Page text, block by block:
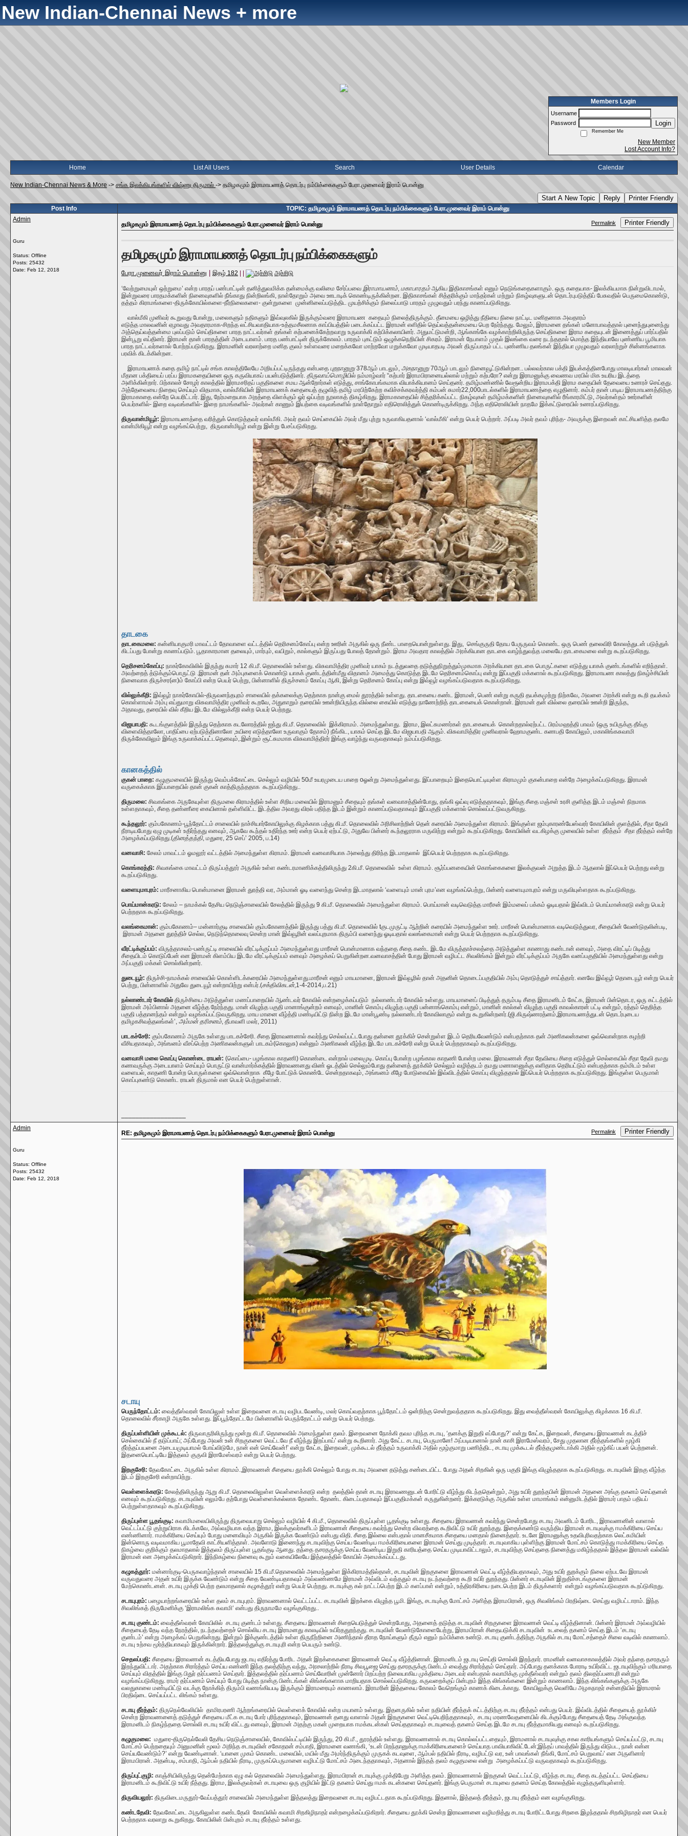
New Indian-Chennai News + more
Members Login
Username
Password
Login
Remember Me
New Member
Lost Account Info?
Home List All Users Search User Details Calendar
New Indian-Chennai News & More -> சங்க இலக்கியங்களில் விஷ்ணு திருமால் -> தமிழகமும் இராமாயணத் தொடர்பு நம்பிக்கைகளும் பேரா.முனைவர் இராம் பொன்னு
Start A New Topic Reply Printer Friendly
Post Info
TOPIC: தமிழகமும் இராமாயணத் தொடர்பு நம்பிக்கைகளும் பேரா.முனைவர் இராம் பொன்னு
Admin
Guru
Status: Offline
Posts: 25432
Date: Feb 12, 2018
தமிழகமும் இராமாயணத் தொடர்பு நம்பிக்கைகளும் பேரா.முனைவர் இராம் பொன்னு Permalink Printer Friendly
தமிழகமும் இராமாயணத் தொடர்பு நம்பிக்கைகளும்
பேரா.முனைவர் இராம் பொன்னு இதழ் 182 அச்சிடு
‘வேற்றுமையுள் ஒற்றுமை’ என்ற பாரதப் பண்பாட்டின் தனித்துவமிக்க தன்மைக்கு வலிமை சேர்ப்பவை இராமாயணம், மகாபாரதம்ஆகிய இதிகாசங்கள் எனும் நெடுங்கதைகளாகும். ஒரு கதையாக- இலக்கியமாக நின்றுவிடாமல்,
இன்றுவரை பாரதமக்களின் நினைவுகளில் நீங்காது நின்றிலங்கி, நாள்தோறும் அவை ஊடாடிக் கொண்டிருக்கின்றன. இதிகாசங்கள் சித்தரிக்கும் மாந்தர்கள் மற்றும் நிகழ்வுகளுடன் தொடர்புபடுத்திப் பேசுவதில் பெருமைகொண்டு,
தத்தம் கிராமங்களை-திருக்கோயில்களை-நீர்நிலைகளை- குன்றுகளை முன்னிலைப்படுத்திட முயற்சிக்கும் நிலைப்பாடு பாரதம் முழுவதும் பரந்து காணப்படுகிறது.
வால்மீகி முனிவர் கூறுவது போன்று, மலைகளும் நதிகளும் இவ்வுலகில் இருக்கும்வரை இராமாயண கதையும் நிலைத்திருக்கும். தீமையை ஒழித்து நீதியை நிலை நாட்டிட மனிதனாக அவதாரம்
எடுத்த மாலவனின் ஏழாவது அவதாரமாக-சிறந்த லட்சியவாதியாக-உத்தமசீலனாக காப்பியத்தில் படைக்கப்பட்ட இராமன் எளிதில் தெய்வத்தன்மையை பெற நேர்ந்தது. மேலும், இராமனை தங்கள் மனோபாவத்தால் புனைந்துபுனைந்து
அத்தெய்வத்தன்மை புலப்படும் செய்திகளை பாரத நாட்டவர்கள் தங்கள் கற்பனைக்கேற்றவாறு உருவாக்கி கற்பிக்கலாயினர். அதுமட்டுமன்றி, ஆங்காங்கே வழக்காற்றிலிருந்த செய்திகளை இராம கதையுடன் இணைத்துப் பார்ப்பதில்
இன்பூறு எய்தினர். இராமன் தான் பாரதத்தின் அடையாளம். பாரத பண்பாட்டின் திருக்கோலம். பாரதம் புகட்டும் ஒழுக்கநெறியின் சிகரம். இராமன் நேபாளம் முதல் இலங்கை வரை நடந்ததால் மொத்த இந்தியாவே புண்ணிய பூமியாக
பாரத நாட்டவர்களால் போற்றப்படுகிறது. இராமனின் வரலாற்றை மனித குலம் உள்ளவரை மறைக்கவோ மாற்றவோ மறுக்கவோ முடியாதபடி அவன் திருப்பாதம் பட்ட புண்ணிய தலங்கள் இந்தியா முழுவதும் வரலாற்றுச் சின்னங்களாக
பரவிக் கிடக்கின்றன.
இராமாயணக் கதை தமிழ் நாட்டில் சங்க காலத்திலேயே அறியப்பட்டிருந்தது என்பதை புறநானுறு 378ஆம் பாடலும், அகநானுறு 70ஆம் பாடலும் நினைவூட்டுகின்றன.. பல்லவர்கால பக்தி இயக்கத்தினபோது மாலடியார்கள் மாலவன்
மீதான பக்தியைப் பரப்ப இராமகதையினை ஒரு கருவியாகப் பயன்படுத்தினர். திருவாய்மொழியில் நம்மாழ்வார் “கற்பார் இராமபிரானையல்லால் மற்றும் கற்பரோ? என்று இராமனுக்கு வைணவ மரபில் மிக உயரிய இடத்தை
அளிக்கின்றார். பிற்காலச் சோழர் காலத்தில் இராமசரிதப் பகுதிகளை சமய ஆன்றோர்கள் எடுத்து, சாங்கோபங்கமாக வியாக்கியானம் செய்தனர். தமிழ்மண்ணில் வேரூன்றிய இராமபக்தி இராம கதையின் தேவையை உணரச் செய்தது.
அத்தேவையை நிறைவு செய்யும் விதமாக, வால்மீகியின் இராமாயணக் கதையைத் தழுவித் தமிழ் மரபிற்கேற்ற கவிச்சக்கரவர்த்தி கம்பன் சுமார்22,000பாடல்களில் இராமாயணத்தை எழுதினார். கம்பர் தான் பாடிய இராமாயணத்திற்கு
இராமகாதை என்றே பெயரிட்டார். இது, நேர்மறையாக அறத்தை விளக்கும் ஓர் ஒப்பற்ற நூலாகத் திகழ்கிறது. இராமகாதையில் சித்தரிக்கப்பட்ட நிகழ்வுகள் தமிழ்மக்களின் நினைவுகளில் ரீங்காரமிட்டு, அவர்கள்தம் ஊர்களின்
பெயர்களில்- இறை வடிவங்களில்- இறை நாமங்களில்- அவர்கள் காணும் இயற்கை வடிவங்களில் நாள்தோறும் எதிரொலித்துக் கொண்டிருக்கிறது. அந்த எதிரொலியின் நாதமே இக்கட்டுரையில் உணரப்படுகிறது.
திருவான்மியூர்: இராமாயணத்தை வரித்துக் கொடுத்தவர் வால்மீகி. அவர் தவம் செய்கையில் அவர் மீது புற்று உருவாகியதனால் ‘வால்மீகி’ என்று பெயர் பெற்றார். அப்படி அவர் தவம் புரிந்த- அவருக்கு இறைவன் காட்சியளித்த தலமே
வான்மிகியூர் என்று வழங்கப்பெற்று, திருவான்மியூர் என்று இன்று பேசப்படுகிறது.
தாடகை
தாடகைமலை: கன்னியாகுமரி மாவட்டம் தோவாளை வட்டத்தில் தெரிசனம்கோப்பு என்ற ஊரின் அருகில் ஒரு நீண்ட பாறையொன்றுள்ளது. இது, செங்குருதி தோய பேருருவம் கொண்ட ஒரு பெண் தலைவிரி கோலத்துடன் படுத்துக்
கிடப்பது போன்று காணப்படும். பூதாகாரமான தலையும், மார்பும், வயிறும், கால்களும் இருப்பது போலத் தோன்றும். இராம அவதார காலத்தில் அரக்கியான தாடகை வாழ்ந்துவந்த மலையே தாடகைமலை என்று கூறப்படுகிறது.
தெரிசனம்கோப்பு: நாகர்கோவிலில் இருந்து சுமார் 12 கி.மீ. தொலைவில் உள்ளது. விசுவாமித்திர முனிவர் யாகம் நடத்துவதை தடுத்துநிறுத்தும்முகமாக அரக்கியான தாடகை பொருட்களை எடுத்து யாகக் குண்டங்களில் எறிந்தாள்.
அவற்றைத் த்டுக்கும்பொருட்டு .இராமன் தன் அம்புகளைக் கொண்டு யாகக் குண்டத்தின்மீது விதானம் அமைத்து கொடுத்த இடமே தெரிசனம்கொப்பு என்று இப்பகுதி மக்களால் கூறப்படுகிறது. இராமாயண காலத்து நிகழ்ச்சியின்
நினைவாக திருச்சர(ன)ம் கோப்பி என்ற பெயர் பெற்று, பின்னாளில் திருச்சனம் கோப்பு ஆகி, இன்று தெரிசனம் கோப்பு என்று இவ்வூர் வழங்கப்படுவதாக கூறப்படுகிறது.
வில்லுக்கீறி: இவ்வூர் நாகர்கோயில்-திருவனந்தபுரம் சாலையில் தக்கலைக்கு தெற்காக நான்கு மைல் தூரத்தில் உள்ளது. தாடகையை கண்ட இராமன், பெண் என்று கருதி தயக்கமுற்று நிற்கவே, அவளை அரக்கி என்று கூறி தயக்கம்
கொள்ளாமல் அம்பு எய்துமாறு விசுவாமித்திர முனிவர் கூறவே, அதுகாறும் தரையில் ஊன்றியிருந்த வில்லை கையில் எடுத்து நாணேற்றித் தாடகையைக் கொன்றான். இராமன் தன் வில்லை தரையில் ஊன்றி இருந்த,
அதாவது, தரையில் வில் கீறிய இடமே வில்லுக்கீறி என்ற பெயர் பெற்றது.
விஜயாபதி: கூடங்குளத்தில் இருந்து தெற்காக கடலோரத்தில் ஐந்து கி.மீ. தொலைவில் இக்கிராமம். அமைந்துள்ளது. இராம, இலட்சுமணர்கள் தாடகையைக் கொன்றதால்ஏற்பட்ட பிரம்மஹத்தி பாவம் (ஒரு உயிருக்கு தீங்கு
விளைவித்தாலோ, பாதிப்பை ஏற்படுத்தினாலோ ,உயிரை எடுத்தாலோ உருவாகும் தோசம்) நீங்கிட, யாகம் செய்த இடமே விஜயாபதி ஆகும். விசுவாமித்திர முனிவரால் ஹோமகுண்ட கணபதி கோயிலும், மகாலிங்கசுவாமி
திருக்கோவிலும் இங்கு உருவாக்கப்பட்டதெனவும்,.இன்றும் சூட்சுமமாக விசுவாமித்திரர் இங்கு வாழ்ந்து வருவதாகவும் நம்பப்படுகிறது.
கானகத்தில்
குகன் பாறை: கழுகுமலையில் இருந்து வெம்பக்கோட்டை செல்லும் வழியில் 50மீ உயரமுடைய பாறை oஓன்று அமைந்துள்ளது. இப்பாறையும் இதையொட்டியுள்ள கிராமமும் குகன்பாறை என்றே அழைக்கப்படுகிறது. இராமன்
வருகைக்காக இப்பாறையில் தான் குகன் காத்திருந்ததாக கூறப்படுகிறது..
திருமலை: சிவகங்கை அருகேயுள்ள திருமலை கிராமத்தில் உள்ள சிறிய மலையில் இராமனும் சீதையும் தங்கள் வனவாசத்தின்போது, தங்கி ஒய்வு எடுத்ததாகவும், இங்கு சீதை மஞ்சள் உரசி குளித்த இடம் மஞ்சள் நிறமாக
உள்ளதாகவும், சீதை தண்ணீரை கையினால் தள்ளிவிட்ட இடத்தில அவரது விரல் பதிந்த இடம் இன்றும் காணப்படுவதாகவும் இப்பகுதி மக்களால் சொல்லப்பட்டுவருகிறது.
கூந்தலூர்: கும்பகோணம்-பூந்தோட்டம் சாலையில் நாச்சியார்கோயிலுக்கு கிழக்காக பத்து கி.மீ. தொலைவில் அரிசிலாற்றின் தென் கரையில் அமைந்துள்ள கிராமம். இங்குள்ள ஜம்புகாரண்யேஸ்வரர் கோயிலின் குளத்தில், சீதா தேவி
நீராடியபோது ஏழு முடிகள் உதிர்ந்தது எனவும், ஆகவே கூந்தல் உதிர்ந்த ஊர் என்ற பெயர் ஏற்பட்டு, அதுவே பின்னர் கூந்தலூராக மருவிற்று என்றும் கூறப்படுகிறது. கோயிலின் வடகிழக்கு முலையில் உள்ள தீர்த்தம் சீதா தீர்த்தம் என்றே
அழைக்கப்படுகிறது.(தினத்தந்தி, மதுரை, 25 செப்’ 2005, ப.14)
வனவாசி: சேலம் மாவட்டம் ஓமலூர் வட்டத்தில் அமைந்துள்ள கிராமம். இராமன் வனவாசியாக அலைந்து திரிந்த இடமாதலால் இப்பெயர் பெற்றதாக கூறப்படுகிறது.
கொங்கரத்தி: சிவகங்கை மாவட்டம் திருப்பத்தூர் அருகில் உள்ள கண்டரமாணிக்கத்திலிருந்து 2கி.மீ. தொலைவில் உள்ள கிராமம். சூர்ப்பனகையின் கொங்கைகளை இலக்குவன் அறுத்த இடம் ஆதலால் இப்பெயர் பெற்றது என்று
கூறப்படுகிறது.
வளையுமாபுரம்: மாரீசனாகிய பொன்மானை இராமன் துரத்தி வர, அம்மான் ஓடி வளைந்து சென்ற இடமாதலால் ‘வளையும் மான் புரம’என வழங்கப்பெற்று, பின்னர் வளையுமாபுரம் என்று மருவியுள்ளதாக கூறப்படுகிறது.
பொய்மான்கரடு: சேலம் – நாமக்கல் தேசிய நெடுஞ்சாலையில் சேலத்தில் இருந்து 9 கி.மீ. தொலைவில் அமைந்துள்ள கிராமம். பொய்மான் வடிவெடுத்த மாரீசன் இம்மலைப் பக்கம் ஓடியதால் இவ்விடம் பொய்மான்கரடு என்று பெயர்
பெற்றதாக கூறப்படுகிறது.
வலங்கைமான்: கும்பகோணம்– மன்னார்குடி சாலையில் கும்பகோணத்தில் இருந்து பத்து கி.மீ. தொலைவில் tகுடமுருட்டி ஆற்றின் கரையில் அமைந்துள்ள ஊர். மாரீசன் பொன்மானாக வடிவெடுத்துவர, சீதையின் வேண்டுதலின்படி,
இராமன் அதனை துரத்திச் செல்ல, நெடுந்தொலைவு சென்ற மான் இவ்வூரின் வலப்புறமாக திரும்பி வளைந்து ஓடியதால் வலங்கைமான் என்று பெயர் பெற்றதாக கூறப்படுகிறது.
வீரட்டிக்குப்பம்: விருத்தாசலம்-பண்ருட்டி சாலையில் வீரட்டிக்குப்பம் அமைந்துள்ளது மாரீசன் பொன்மானாக வந்ததை சீதை கண்ட இடமே விருத்தாச்சலத்தை அடுத்துள்ள காணாது கண்டான் எனவும், அதை விரட்டிப் பிடித்து
சீதையிடம் கொடுப்பேன் என இராமன் கிளம்பிய இடமே வீரட்டிக்குப்பம் எனவும் அழைக்கப் பெறுகின்றன.வனவாசத்தின் போது இராமன் வழிபட்ட சிவலிங்கம் இன்றும் வீரட்டிக்குப்பம் அருகே வனப்பகுதியில் அமைந்துள்ளது என்று
அப்பகுதி மக்கள் சொல்கின்றனர்.
துடையூர்: திருச்சி-நாமக்கல் சாலையில் கொள்ளிடக்கரையில் அமைந்துள்ளது.மாரீசன் எனும் மாயமானை, இராமன் இவ்வூரில் தான் அதனின் தொடைப்பகுதியில் அம்பு தொடுத்துச் சாய்த்தார். எனவே இவ்வூர் தொடையூர் என்று பெயர்
பெற்று, பின்னாளில் அதுவே துடையூர் என்றாயிற்று என்பர்.(சக்திவிகடன்,1-4-2014,ப.21)
நல்லாண்டார் கோவில் திருச்சியை அடுத்துள்ள மணப்பாறையில் ஆண்டவர் கோவில் என்றழைக்கப்படும் நல்லாண்டார் கோவில் உள்ளது. மாயமானைப் பிடித்துத் தரும்படி சீதை இராமனிடம் கேட்க, இராமன் பின்தொடர, ஒரு கட்டத்தில்
இராமன் அம்பினால் அதனை வீழ்த்த நேர்ந்தது. மான் விழுந்த பகுதி மானாங்குன்றம் எனவும், மானின் கொம்பு விழுந்த பகுதி பன்னாங்கொம்பு என்றும், மானின் கால்கள் விழுந்த பகுதி காவல்காரன் பட்டி என்றும், ரத்தம் தெறித்த
பகுதி பத்தானந்தம் என்றும் வழங்கப்பட்டுவருகிறது. மாய மானை வீழ்த்தி மண்டியிட்டு நின்ற இடமே மான்பூண்டி நல்லாண்டார் கோவிலாகும் என்று கூறுகின்றனர்.(ஜி.கிருஷ்ணரத்னம்,இராமாயணத்துடன் தொடர்புடைய
தமிழகசிவத்தலங்கள்’, அம்மன் தரிசனம், தீபாவளி மலர், 2011)
பாடகச்சேரி: கும்பகோணம் அருகே உள்ளது பாடகச்சேரி. சீதை இராவணனால் கவர்ந்து செல்லப்பட்டபோது தன்னை தூக்கிச் சென்றுள்ள இடம் தெரியவேண்டும் என்பதற்காக தன் அணிகலன்களை ஒவ்வொன்றாக கழற்றி
வீசியதாகவும், அங்ஙனம் வீசப்பெற்ற அணிகலன்களுள் பாடகம்(கொலுசு) என்னும் அணிகலன் வீழ்ந்த இடமே பாடகச்சேரி என்று பெயர் பெற்றதாகவும் கூறப்படுகிறது.
வனவாசி மலை கொப்பு கொண்டை ராயன்: (கொப்பை- பழங்கால காதணி) கொண்டை என்றால் மலைமுடி. கொப்பு போன்ற பழங்கால காதணி போன்ற மலை. இராவணன் சீதா தேவியை சிறை எடுத்துச் செல்கையில் சீதா தேவி தமது
கணவருக்கு அடையாளம் செய்யும் பொருட்டு வான்மார்க்கத்தில் இராவணனது விண் ஓடத்தில் செல்லும்போது தன்னைத் தூக்கிச் செல்லும் வழித்தடம் தமது மணாளனுக்கு எளிதாக தெரியட்டும் என்பதற்காக தம்மிடம் உள்ள
வளையல், காதணி போன்ற பொருள்களை ஒவ்வொன்றாக கீழே போட்டுக் கொண்டே சென்றதாகவும், அங்ஙனம் கீழே போடுகையில் இவ்விடத்தில் கொப்பு விழுந்ததால் இப்பெயர் பெற்றதாக கூறப்படுகிறது. இங்குள்ள பெருமாள்
கொப்புகண்டு கொண்ட ராயன் திருமால் என பெயர் பெற்றுள்ளான்.
Admin
Guru
Status: Offline
Posts: 25432
Date: Feb 12, 2018
RE: தமிழகமும் இராமாயணத் தொடர்பு நம்பிக்கைகளும் பேரா.முனைவர் இராம் பொன்னு Permalink Printer Friendly
சடாயு
பெருந்தோட்டம்: வைத்தீஸ்வரன் கோயிலுள் உள்ள இறைவனை சடாயு வழிபடவேண்டி, மலர் கொய்வதற்காக பூந்தோட்டம் ஒன்றிற்கு சென்றுவந்ததாக கூறப்படுகிறது. இது வைத்தீஸ்வரன் கோயிலுக்கு கிழக்காக 16 கி.மீ.
தொலைவில் சீர்காழி அருகே உள்ளது. இப்பூந்தோட்டமே பின்னாளில் பெருந்தோட்டம் என்று பெயர் பெற்றது.
திருப்பள்ளியின் முக்கூடல்: திருவாருரிலிருந்து மூன்று கி.மீ. தொலைவில் அமைந்துள்ள தலம். இறைவனை நோக்கி தவம புரிந்த சடாயு, ‘தனக்கு இறுதி எப்போது?’ என்று கேட்க, இறைவன், சீதையை இராவணன் கடத்திச்
செல்கையில் நீ தடுப்பாய்; அப்போது அவன் உன் சிறகுகளை வெட்டவே நீ வீழ்ந்து இறப்பாய்’ என்று கூறினார். அது கேட்ட சடாயு, பெருமானே! அப்படியானால் நான் காசி இராமேஸ்வரம், சேது முதலான தீர்த்தங்களில் மூழ்கி
தீர்த்தப்பயனை அடையமுடியாமல் போய்விடுமே, நான் என் செய்வேன்!’ என்று கேட்க, இறைவன், முக்கூடல் தீர்த்தம் உருவாக்கி அதில் மூழ்குமாறு பணித்திட, சடாயு முக்கூடல் தீர்த்தமுண்டாக்கி அதில் மூழ்கிப் பயன் பெற்றனன்.
இதனையொட்டியே இத்தலம் குருவி இராமேஸ்வரம் என்று பெயர் பெற்றது.
இறகுசேரி: தேவகோட்டை அருகில் உள்ள கிராமம்.,இராவணன் சீதையை தூக்கி செல்லும் போது சடாயு அவனை தடுத்து சண்டையிட்ட போது அதன் சிறகின் ஒரு பகுதி இங்கு விழுந்ததாக கூறப்படுகிறது. சடாயுவின் இறகு வீழ்ந்த
இடம் இறகுசேரி என்றாயிற்று.
வெள்ளைக்கரடு: சேலத்திலிருந்து ஆறு கி.மீ. தொலைவிலுள்ள வெள்ளைக்கரடு என்ற தலத்தில் தான் சடாயு இராவணனுடன் போரிட்டு வீழ்ந்து கிடந்ததென்றும், அது உயிர் துறந்தபின் இராமன் அதனை அங்கு தகனம் செய்தனன்
எனவும் கூறப்படுகிறது. சடாயுவின் எலும்பே தற்போது வெள்ளைக்கல்லாக தோண்ட தோண்ட கிடைப்பதாகவும் இப்பகுதிமக்கள் கருதுகின்றனர். இக்கரடுக்கு அருகில் உள்ள மாமாங்கம் என்னுமிடத்தில் இராமர் பாதம் பதியப்
பெற்றுள்ளதாகவும் கூறப்படுகிறது.
திருப்புள்ள பூதங்குடி: சுவாமிமலையிலிருந்து திருவையாறு செல்லும் வழியில் 4 கி.மீ., தொலைவில் திருப்புள்ள பூதங்குடி உள்ளது. சீதையை இராவணன் கவர்ந்து சென்றபோது சடாயு அவனிடம் போரிட, இராவணனின் வாளால்
வெட்டப்பட்டு குற்றுயிராக கிடக்கவே, அவ்வழியாக வந்த இராம, இலக்குவர்களிடம் இராவணன் சீதையை கவர்ந்து சென்ற விவரத்தை கூறிவிட்டு உயிர் துறந்தது. இதைக்கண்டு வருந்திய இராமன் சடாயுவுக்கு ஈமக்கிரியை செய்ய
எண்ணினார். ஈமக்கிரியை செய்யும் போது மனைவியும் அருகில் இருக்க வேண்டும் என்பது விதி. சீதை இல்லை என்பதால் மானசீகமாக சீதையை மனதால் நினைத்தார். உடனே இராமனுக்கு உதவிபுரிவதற்காக லெட்சுமியின்
இன்னொரு வடிவமாகிய பூமாதேவி காட்சியளித்தாள். அவளோடு இணைந்து சடாயுவிற்கு செய்ய வேண்டிய ஈமக்கிரியைகளை இராமன் செய்து முடித்தார். சடாயுவாகிய புள்ளிற்கு இராமன் மோட்சம் கொடுத்து ஈமக்கிரியை செய்த
நிகழ்வை குறிக்கும் தலமாதலால் இத்தலம் திருப்புள்ள பூதங்குடி ஆனது. தந்தை தசரதருக்கு செய்ய வேண்டிய இறுதி காரியத்தை செய்ய முடியாவிட்டாலும், சடாயுவிற்கு செய்ததை நினைத்து மகிழ்ந்ததால் இத்தல இராமன் வல்வில்
இராமன் என அழைக்கப்படுகிறார். இந்நிகழ்வை நினைவு கூறும் வகையிலேயே இத்தலத்தில் கோயில் அமைக்கப்பட்டது.
கழுகத்தூர்: மன்னார்குடி-பெருகவாழ்ந்தான் சாலையில் 15 கி.மீ.தொலைவில் அமைந்துள்ள இக்கிராமத்தில்தான், சடாயுவின் இறகுகளை இராவணன் வெட்டி வீழ்த்தியதாகவும், அது உயிர் துறக்கும் நிலை ஏற்படவே இராமன்
வருவதுவரை அதன் உயிர் இருக்க வேண்டும் என்று சீதை வேண்டியதாகவும் அவ்வண்ணமே இராமன் அவ்விடம் வந்ததும் சடாயு நடந்தவற்றை கூறி உயிர் துறந்தது. பின்னர் சடாயுவின் இறுதிச்சடங்குகளை இராமன்
மேற்கொண்டனன். சடாயு முக்தி பெற்ற தலமாதலால் கழுகத்தூர் என்று பெயர் பெற்றது. சடாயுக்கு கல் நாட்டப்பெற்ற இடம் களப்பாள் என்றும், உத்திரகிரியை நடைபெற்ற இடம் திருக்களார் என்றும் வழங்கப்படுவதாக கூறப்டுகிறது.
சடாயுபுரம்: பழையாற்றங்கரையில் உள்ள தலம் சடாயுபுரம். இராவணனால் வெட்டப்பட்ட சடாயுவின் இறக்கை விழுந்த பூமி. இங்கு, சடாயுக்கு மோட்சம் அளித்த இராமபிரான், ஒரு சிவலிங்கம் பிரதிஷ்டை செய்து வழிபட்டாராம். இந்த
சிவலிங்கத் திருமேனிக்கு ‘இராமலிங்க சுவாமி‘ என்பது திருநாமமே வழங்குகிறது..
சடாயு குண்டம்: வைத்தீஸ்வரன் கோயிலில் சடாயு குண்டம் உள்ளது. சீதையை இராவணன் சிறையெடுத்துச் சென்றபோது, அதனைத் தடுத்த சடாயுவின் சிறகுகளை இராவணன் வெட்டி வீழ்த்தினான். பின்னர் இராமன் அவ்வழியில்
சீதையைத் தேடி வந்த நேரத்தில், நடந்தவற்றைச் சொல்லிய சடாயு இராமனது காலடியில் உயிர்ததுறந்தது. சடாயுவின் வேண்டுகோளையேற்று, இராமபிரான் சிதையடுக்கி சடாயுவின் உடலைத் தகனம் செய்த இடம் ‘சடாயு
குண்டம்’ என்று அழைக்கப் பெறுகின்றது. இன்றும் இக்குண்டத்தில் உள்ள திருநீற்றினை அணிந்தால் தீராத நோய்களும் தீரும் எனும் நம்பிக்கை உண்டு. சடாயு குண்டத்திற்கு அருகில் சடாயு மோட்சத்தைச் சிலை வடிவில் காணலாம்.
சடாயு உற்சவ மூர்த்தியாகவும் இருக்கின்றார். இத்தலத்துக்கு சடாயுபுரி என்ற பெயரும் உண்டு.
செதலப்பதி: சீதையை இராவணன் கடத்தியபோது ஜடாயு எதிர்த்து போரிட அதன் இறக்கைகளை இராவணன் வெட்டி வீழ்த்தினான். இராமனிடம் ஜடாயு செய்தி சொல்லி இறந்தார். ராமனின் வனவாசகாலத்தில் அவர் தந்தை தசரதரும்
இறந்துவிட்டார். அதற்காக சிரார்த்தம் செய்ய எண்ணி இந்த தலத்திற்கு வந்து, அரசலாற்றில் நீராடி சிவபூஜை செய்து தசரதருக்கு பிண்டம் வைத்து சிரார்த்தம் செய்தார். அப்போது தனக்காக போராடி உயிர்விட்ட ஜடாயுவிற்கும் மரியாதை
செய்யும் விதத்தில் இங்கு பிதுர் தர்ப்பணம் செய்தார். இத்தலத்தில் தர்ப்பணம் செய்வோரின் முன்னோர் பிறப்பற்ற நிலையாகிய முக்தியை அடைவர் என்பதால் சுவாமிக்கு முக்தீஸ்வரர் என்றும் தலம் திலதர்ப்பணபுரி என்றும்
வழங்கப்படுகிறது. ராமர் தர்ப்பணம் செய்யும் போது பிடித்த நான்கு பிண்டங்கள் லிங்கங்களாக மாறியதாக சொல்லப்படுகிறது. கருவறைக்குப் பின்புறம் இந்த லிங்கங்களை இன்றும் காணலாம். இந்த லிங்கங்களுக்கு அருகே
வலதுகாலை மண்டியிட்டு வடக்கு நோக்கித் திரும்பி வணங்கியபடி இருக்கும் இராமரையும் காணலாம். இராமரின் இத்தகைய கோலம் வேறெங்கும் காணக் கிடைக்காது. கோயிலுக்கு வெளியே அழகநாதர் சன்னதியில் இராமரால்
பிரதிஷ்டை செய்யப்பட்ட லிங்கம் உள்ளது.
சடாயு தீர்த்தம்: திருநெல்வேலியில் தாமிரபரணி ஆற்றங்கரையில் வெள்ளைக் கோவில் என்ற மயானம் உள்ளது. இதனருகில் உள்ள நதியின் தீர்த்தக் கட்டத்திற்கு சடாயு தீர்த்தம் என்பது பெயர். இவ்விடத்தில் சீதையைத் தூக்கிச்
சென்ற இராவணனைத் தடுத்துச் சீதையை மீட்க சடாயு போர் புரிந்ததாகவும், இராவணன் தனது வாளால் அதன் இறகுகளை வெட்டியெறிந்ததாகவும், சடாயு மரணவேதனையில் கிடக்கும்போது சீதையைத் தேடி அங்குவந்த
இராமனிடம் நிகழ்ந்ததை சொல்லி சடாயு உயிர் விட்டது எனவும், இராமன் அதற்கு மகன் முறையாக ஈமக்கடன்கள் செய்ததாகவும் சடாயுவைத் தகனம் செய்த இடமே சடாயு தீர்த்தமாகியது எனவும் கூறப்படுகிறது.
கழுகுமலை: மதுரை-திருநெல்வேலி தேசிய நெடுஞ்சாலையில், கோவில்பட்டியில் இருந்து, 20 கி.மீ., தூரத்தில் உள்ளது. இராவணனால் சடாயு கொல்லப்பட்டதையும், இராமனால் சடாயுவுக்கு சகல காரியங்களும் செய்யப்பட்டு, சடாயு
மோட்சம் பெற்றதையும் அனுமனின் மூலம் அறிந்த சடாயுவின் சகோதரன் சம்பாதி, இராமனை வணங்கி, ‘உடன் பிறந்தானுக்கு ஈமக்கிரியைகளைச் செய்யாத பாவியாகிவிட்டேன்;இந்தப் பாவத்தில் இருந்து விடுபட, நான் என்ன
செய்யவேண்டும்?’ என்று வேண்டினான். ‘யானை முகம் கொண்ட மலையில், மயில் மீது அமர்ந்திருக்கும் முருகக் கடவுளை, ஆம்பல் நதியில் நீராடி, வழிபட்டு வர, உன் பாவங்கள் நீங்கி, மோட்சம் பெறுவாய்’ என அருளினார்
இராமபிரான். அதன்படி, சம்பாதி, ஆம்பல் நதியில் நீராடி, முருகப்பெருமானை வழிபட்டு மோட்சம் அடைந்ததாகவும், அதனால் இந்தத் தலம் கழுகுமலை என்று அழைக்கப்பட்டு வருவதாகவும் கூறப்படுகிறது.
திருப்புட்குழி: காஞ்சியிலிருந்து தென்மேற்காக ஏழு கல் தொலைவில் அமைந்துள்ளது. இராமபிரான் சடாயுக்கு முக்திபேறு அளித்த தலம். இராவணனால் இறகுகள் வெட்டப்பட்டு, வீழ்ந்த சடாயு, சீதை கடத்தப்பட்ட செய்தியை
இராமனிடம் கூறிவிட்டு உயிர் நீத்தது. இராம, இலக்குவர்கள் சடாயுவை ஒரு குழியில் இட்டு தகனம் செய்து ஈமக் கடன்களை செய்தனர். இங்கு பெருமாள் சடாயுவை தகனம் செய்த கோலத்தில் எழுந்தருளியுள்ளார்.
திருவியலூர்: திருவிடைமருதூர்-வேப்பத்தூர் சாலையில் அமைந்துள்ள இத்தலத்து இறைவனை சடாயு வழிபட்டதாக கூறப்படுகிறது. இதனால், இத்தலத் தீர்த்தம், ஜடாயு தீர்த்தம் என வழங்குகிறது.
கண்டதேவி: தேவகோட்டை அருகிலுள்ள கண்டதேவி கோயிலில் சுவாமி சிறகிழிநாதர் என்றழைக்கப்படுகிறார். சீதையை தூக்கி சென்ற இராவணனை வழிமறித்து சடாயு போரிட்டபோது சிறகை இழந்ததால் சிறகிழிநாதர் என பெயர்
பெற்றதாக வரலாறு கூறுகிறது. கோயிலின் பின்புறம் சடாயு தீர்த்தம் உள்ளது.